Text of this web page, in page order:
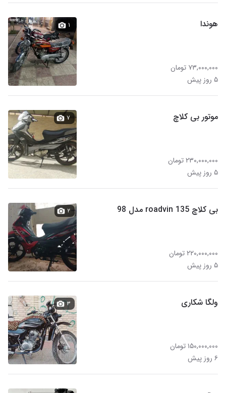
هوندا
۷۳,۰۰۰,۰۰۰ تومان
۵ روز پیش
۱
موتور بی کلاچ
۲۳۰,۰۰۰,۰۰۰ تومان
۵ روز پیش
۷
بی کلاچ roadvin 135 مدل 98
۲۲۰,۰۰۰,۰۰۰ تومان
۵ روز پیش
۲
ولگا شکاری
۱۵۰,۰۰۰,۰۰۰ تومان
۶ روز پیش
۳